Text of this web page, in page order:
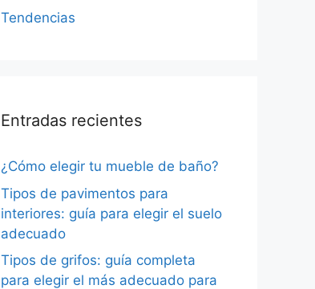
Tendencias
Entradas recientes
¿Cómo elegir tu mueble de baño?
Tipos de pavimentos para
interiores: guía para elegir el suelo
adecuado
Tipos de grifos: guía completa
para elegir el más adecuado para